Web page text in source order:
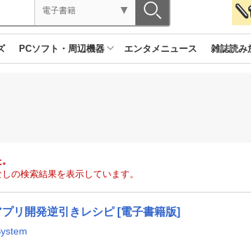
電子書籍
PCソフト・周辺機器 エンタメニュース 雑誌読み
の検索結果を表示しています。
リ開発逆引きレシピ [電子書籍版]